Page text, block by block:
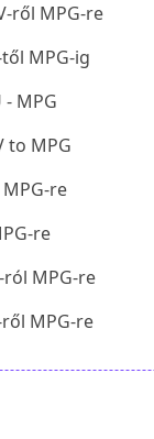
ről MPG-re
MPG-ig
- MPG
to MPG
MPG-re
re
ról MPG-re
ről MPG-re